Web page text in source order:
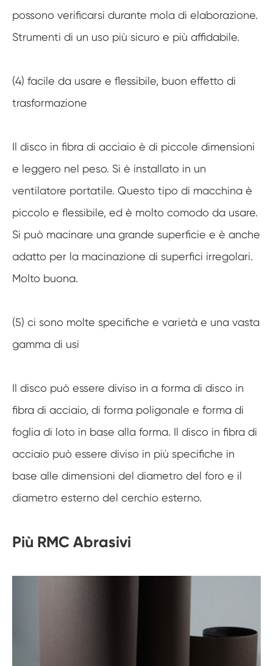
possono verificarsi durante mola di elaborazione.
Strumenti di un uso più sicuro e più affidabile.
(4) facile da usare e flessibile, buon effetto di
trasformazione
Il disco in fibra di acciaio è di piccole dimensioni
e leggero nel peso. Si è installato in un
ventilatore portatile. Questo tipo di macchina è
piccolo e flessibile, ed è molto comodo da usare.
Si può macinare una grande superficie e è anche
adatto per la macinazione di superfici irregolari.
Molto buona.
(5) ci sono molte specifiche e varietà e una vasta
gamma di usi
Il disco può essere diviso in a forma di disco in
fibra di acciaio, di forma poligonale e forma di
foglia di loto in base alla forma. Il disco in fibra di
acciaio può essere diviso in più specifiche in
base alle dimensioni del diametro del foro e il
diametro esterno del cerchio esterno.
Più RMC Abrasivi